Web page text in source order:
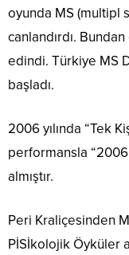
oyunda MS (multipl
canlandırdı.
edindi. Türkiye MS
başladı.
2006 yılında “Tek
performansla “2006
almıştır.
Peri Kraliçesinden
PİSİkolojik Öyküler